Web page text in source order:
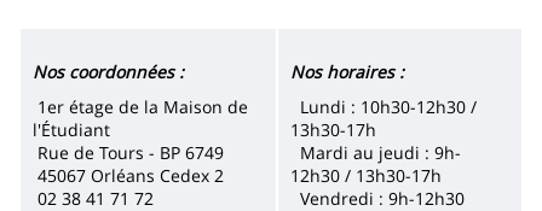
Nos coordonnées :
1er étage de la Maison de
l'Étudiant
Rue de Tours - BP 6749
45067 Orléans Cedex 2
02 38 41 71 72
Nos horaires :
Lundi : 10h30-12h30 /
13h30-17h
Mardi au jeudi : 9h-
12h30 / 13h30-17h
Vendredi : 9h-12h30